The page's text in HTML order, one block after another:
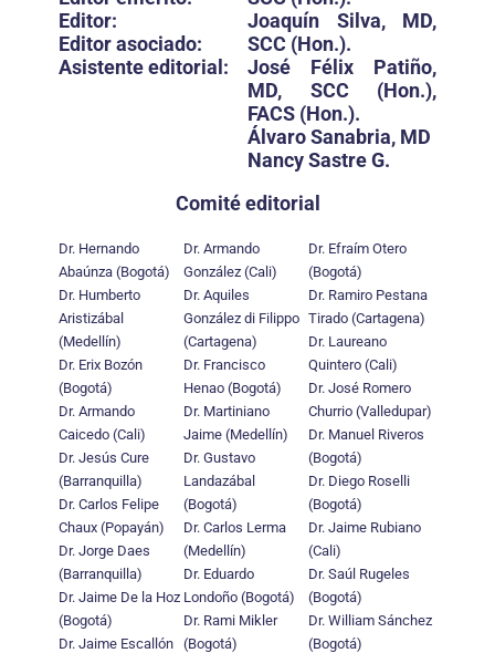
Editor:
Editor asociado:
Asistente editorial:
Joaquín Silva, MD,
SCC (Hon.).
José Félix Patiño,
MD, SCC (Hon.),
FACS (Hon.).
Álvaro Sanabria, MD
Nancy Sastre G.
Comité editorial
Dr. Hernando
Abaúnza (Bogotá)
Dr. Humberto
Aristizábal
(Medellín)
Dr. Erix Bozón
(Bogotá)
Dr. Armando
Caicedo (Cali)
Dr. Jesús Cure
(Barranquilla)
Dr. Carlos Felipe
Chaux (Popayán)
Dr. Jorge Daes
(Barranquilla)
Dr. Jaime De la Hoz
(Bogotá)
Dr. Jaime Escallón
Dr. Armando
González (Cali)
Dr. Aquiles
González di Filippo
(Cartagena)
Dr. Francisco
Henao (Bogotá)
Dr. Martiniano
Jaime (Medellín)
Dr. Gustavo
Landazábal
(Bogotá)
Dr. Carlos Lerma
(Medellín)
Dr. Eduardo
Londoño (Bogotá)
Dr. Rami Mikler
(Bogotá)
Dr. Efraím Otero
(Bogotá)
Dr. Ramiro Pestana
Tirado (Cartagena)
Dr. Laureano
Quintero (Cali)
Dr. José Romero
Churrio (Valledupar)
Dr. Manuel Riveros
(Bogotá)
Dr. Diego Roselli
(Bogotá)
Dr. Jaime Rubiano
(Cali)
Dr. Saúl Rugeles
(Bogotá)
Dr. William Sánchez
(Bogotá)